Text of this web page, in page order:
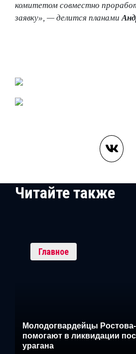
комитетом совместно
заявку», — делится планами
Читайте также
Главное
Молодогвардейцы
помогают в ликвидации
урагана